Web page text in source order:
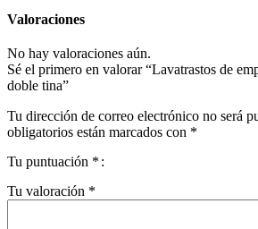
Valoraciones
No hay valoraciones aún.
Sé el primero en valorar “Lavatrastos de
doble tina”
Tu dirección de correo electrónico no será
obligatorios están marcados con *
Tu puntuación *
Tu valoración *